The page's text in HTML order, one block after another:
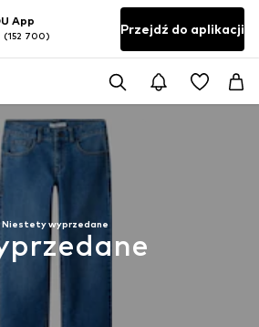
App
(152 700) Przejdź do aplikacji
Niestety wyprzedane